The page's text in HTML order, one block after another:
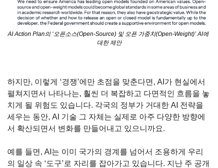
AI Action Plan의 ‘오픈소스(Open-Source) 및 오픈 가중치(Open-Weight)’ AI에
대한 제안
하지만, 이렇게 ‘경쟁’에만 초점을 맞춘다면, AI가 현실에서
펼쳐지면서 나타나는, 훨씬 더 복잡하고 다면적인 흐름을 놓
치게 될 위험도 있습니다. 각국의 정부가 거대한 AI 전략을
세우는 동안, AI 기술 그 자체는 실제로 아주 다양한 방향에
서 확산되면서 변화를 만들어내고 있으니까요.
예를 들면, AI는 이미 국가의 경계를 넘어서 조용하게 우리
의 일상 속 ‘도구’로 자리를 잡아가고 있습니다. 지난 주 공개